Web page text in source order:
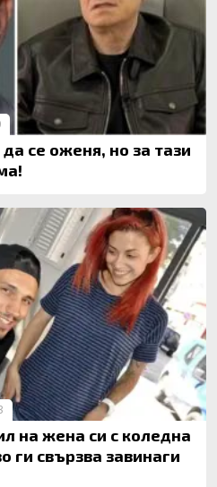
се оженя, но за тази
на жена си с коледна
ги свързва завинаги